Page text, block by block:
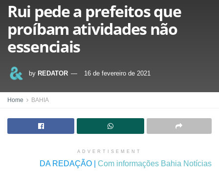
Rui pede a prefeitos que
proíbam atividades não
essenciais
by REDATOR 16 de fevereiro de 2021
Home BAHIA
ADVERTISEMENT
DA REDAÇÃO | Com informações Bahia Notícias